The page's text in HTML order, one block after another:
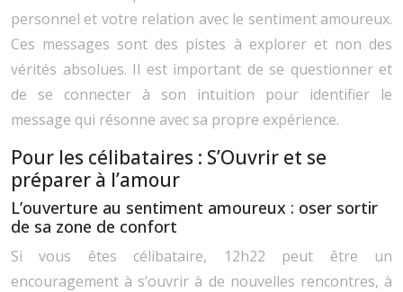
personnel et votre relation avec le sentiment amoureux.
Ces messages sont des pistes à explorer et non des
vérités absolues. Il est important de se questionner et
de se connecter à son intuition pour identifier le
message qui résonne avec sa propre expérience.
Pour les célibataires : S’Ouvrir et se
préparer à l’amour
L’ouverture au sentiment amoureux : oser sortir
de sa zone de confort
Si vous êtes célibataire, 12h22 peut être un
encouragement à s’ouvrir à de nouvelles rencontres, à